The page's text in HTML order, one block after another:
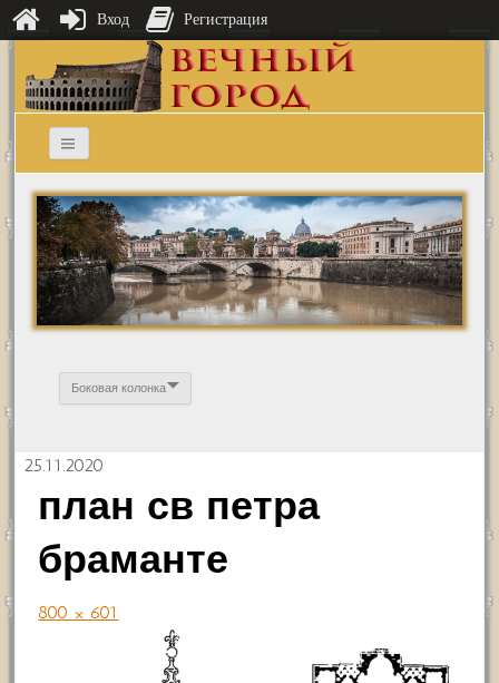
Боковая колонка
25.11.2020
план св петра
браманте
800 × 601
Вход Регистрация